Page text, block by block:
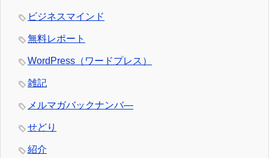
ビジネスマインド
無料レポート
WordPress（ワードプレス）
雑記
メルマガバックナンバ―
せどり
紹介